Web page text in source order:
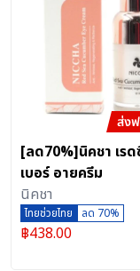
[ลด70%]นิคชา เร
เบอร์ อายครีม
นิคชา
ไทยช่วยไทย ลด 70%
฿438.00